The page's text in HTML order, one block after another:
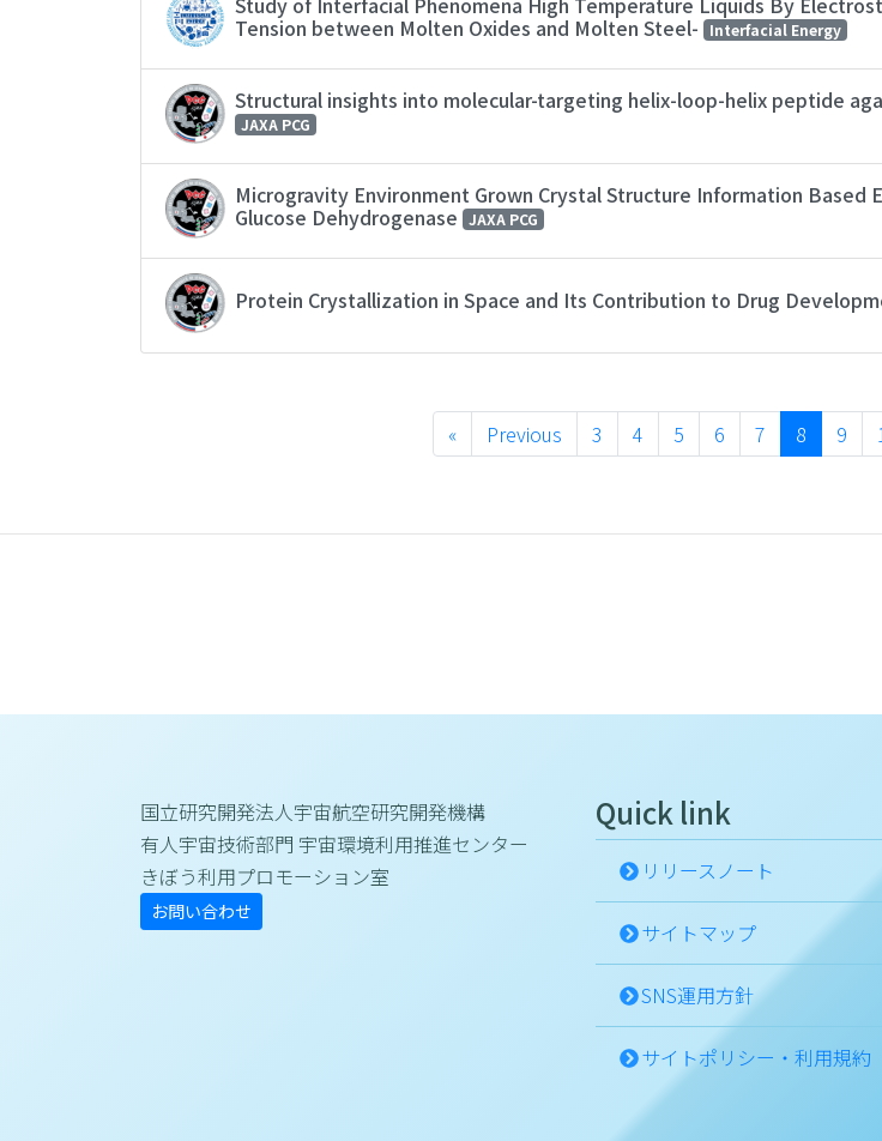
Tension between Molten Oxides and Molten Steel- Interfacial Energy
Structural insights into molecular-targeting helix-loop-helix peptide
JAXA PCG
Microgravity Environment Grown Crystal Structure Information Based
Glucose Dehydrogenase JAXA PCG
Protein Crystallization in Space and Its Contribution to Drug
« Previous 3 4 5 6 7 8 9
国立研究開発法人宇宙航空研究開発機構
有人宇宙技術部門 宇宙環境利用推進センター
きぼう利用プロモーション室
お問い合わせ
Quick link
リリースノート
サイトマップ
SNS運用方針
サイトポリシー・利用規約